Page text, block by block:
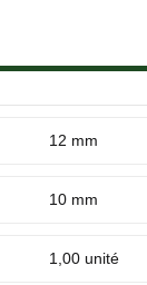
12 mm
10 mm
1,00 unité